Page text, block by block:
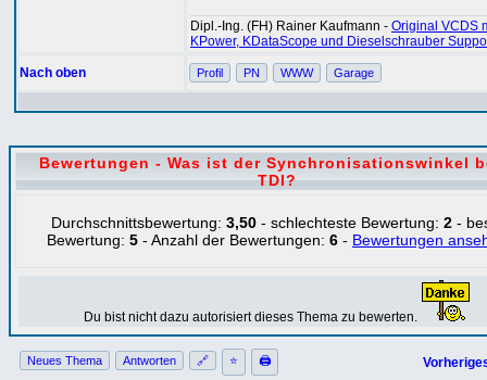
Dipl.-Ing. (FH) Rainer Kaufmann - Original VCDS
KPower, KDataScope und Dieselschrauber
Nach oben Profil PN WWW Garage
Bewertungen - Was ist der Synchronisationswinkel
TDI?
Durchschnittsbewertung: 3,50- schlechteste Bewertung: 2-
Bewertung: 5 - Anzahl der Bewertungen: 6 - Bewertungen
Du bist nicht dazu autorisiert dieses Thema zu bewerten.
Neues Thema Antworten 🔗 ⭐ 🖨